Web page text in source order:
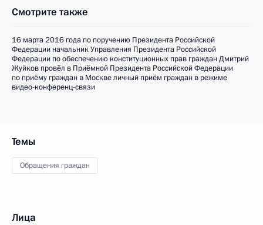
Смотрите также
16 марта 2016 года по поручению Президента Российской
Федерации начальник Управления Президента Российской
Федерации по обеспечению конституционных прав граждан Дмитрий
Жуйков провёл в Приёмной Президента Российской Федерации
по приёму граждан в Москве личный приём граждан в режиме
видео-конференц-связи
Темы
Обращения граждан
Лица